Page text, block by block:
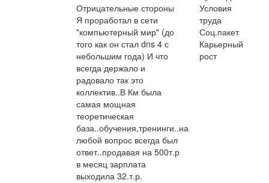
Отрицательные стороны
Я проработал в сети
"компьютерный мир" (до
того как он стал dns 4 с
небольшим года) И что
всегда держало и
радовало так это
коллектив..В Км была
самая мощная
теоретическая
база..обучения,тренинги..на
любой вопрос всегда был
ответ..продавая на 500т.р
в месяц зарплата
выходила 32.т.р.
Условия
труда
Соц.пакет
Карьерный
рост